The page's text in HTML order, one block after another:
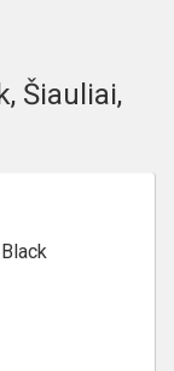
Šiauliai,